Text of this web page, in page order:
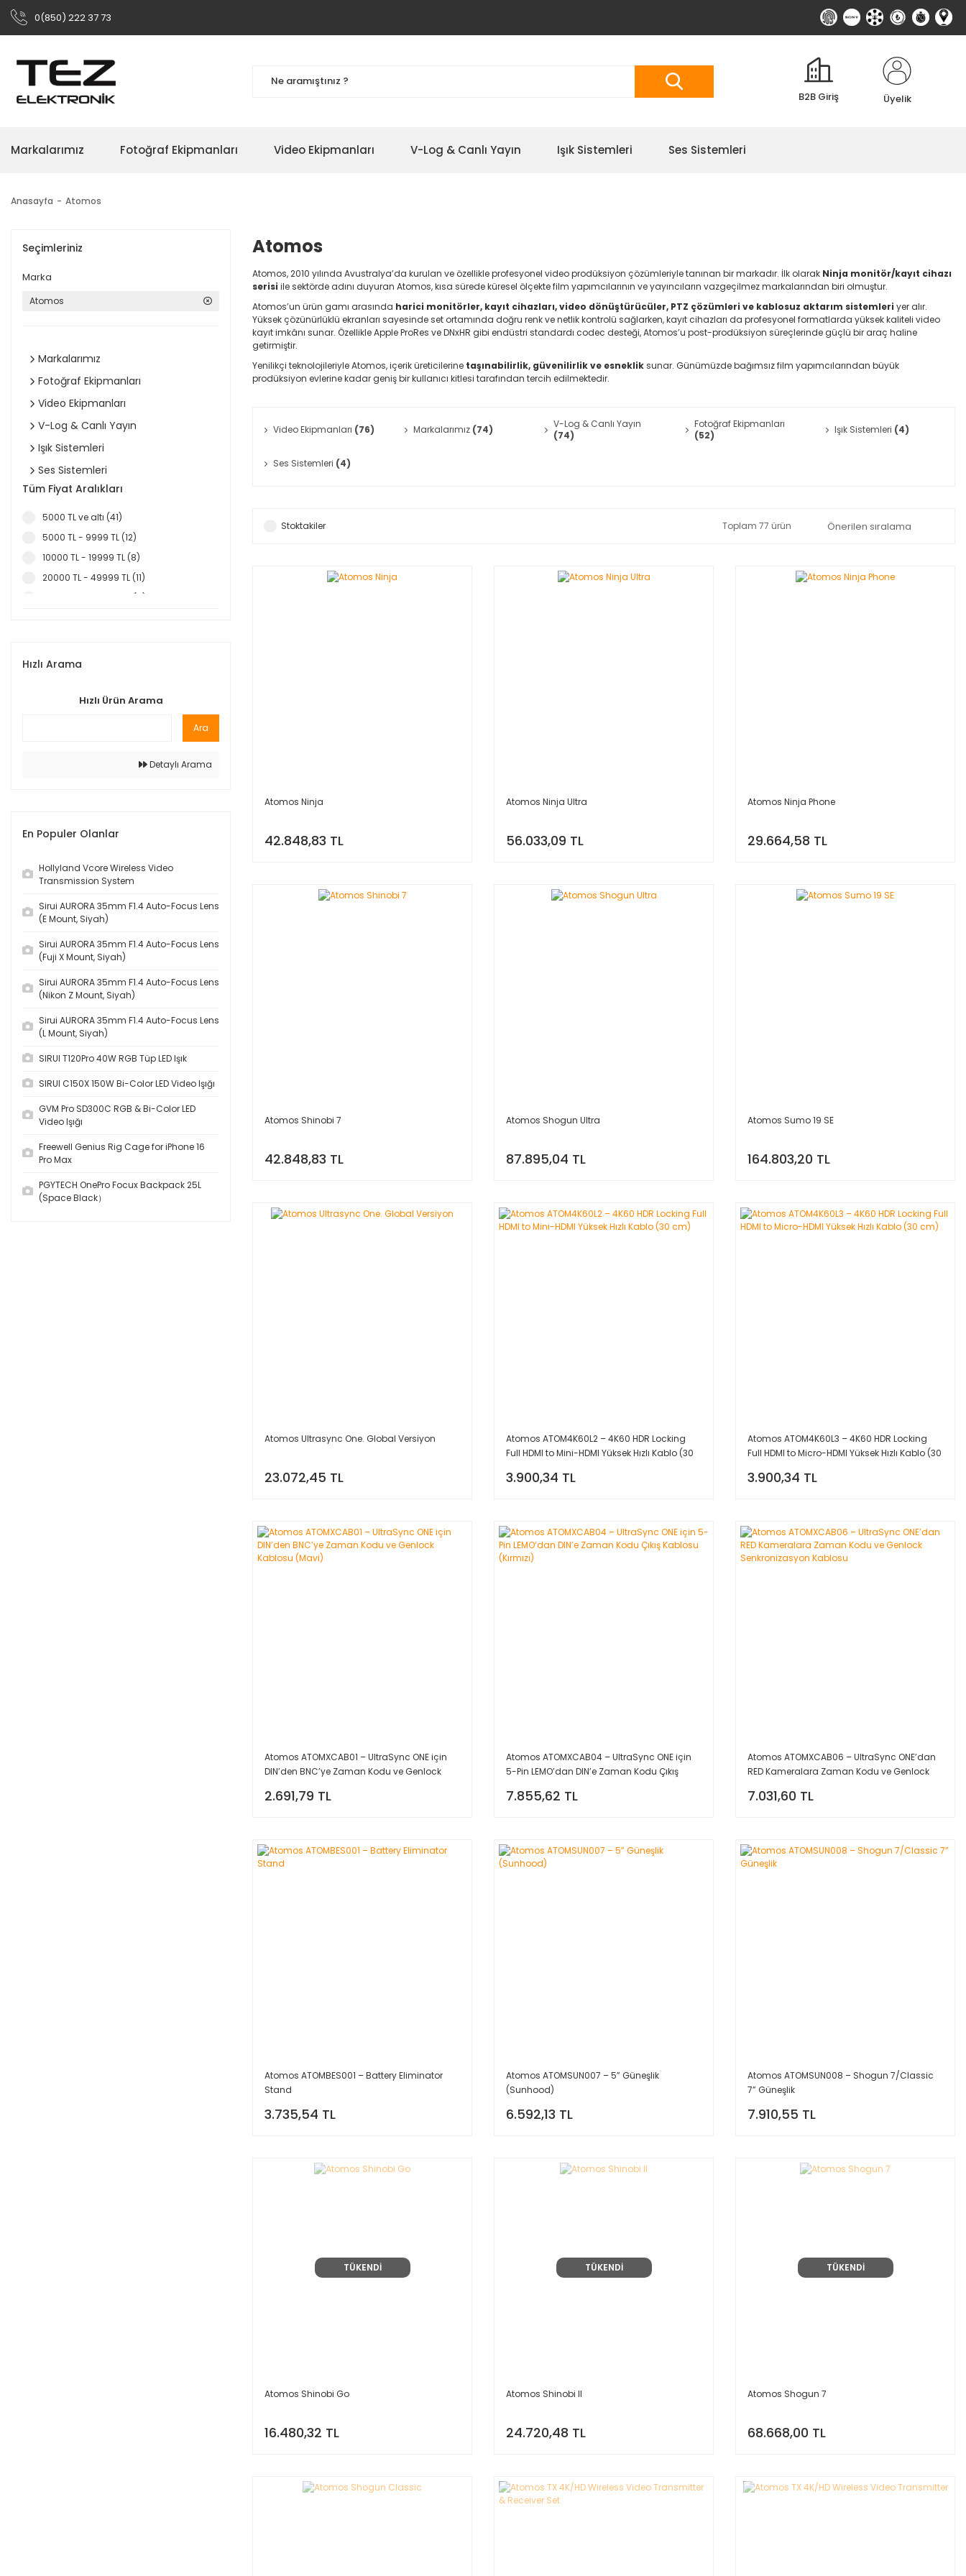
0(850) 222 37 73
B2B Giriş Üyelik
Markalarımız Fotoğraf Ekipmanları Video Ekipmanları V-Log & Canlı Yayın Işık Sistemleri Ses Sistemleri
Anasayfa Atomos
Seçimleriniz
Marka
Atomos
Markalarımız
Fotoğraf Ekipmanları
Video Ekipmanları
V-Log & Canlı Yayın
Işık Sistemleri
Ses Sistemleri
Tüm Fiyat Aralıkları
5000 TL ve altı (41)
5000 TL - 9999 TL (12)
10000 TL - 19999 TL (8)
20000 TL - 49999 TL (11)
50000 TL - 99999 TL (4)
Hızlı Arama
Hızlı Ürün Arama
Ara
Detaylı Arama
En Populer Olanlar
Hollyland Vcore Wireless Video
Transmission System
Sirui AURORA 35mm F1.4 Auto-Focus Lens
(E Mount, Siyah)
Sirui AURORA 35mm F1.4 Auto-Focus Lens
(Fuji X Mount, Siyah)
Sirui AURORA 35mm F1.4 Auto-Focus Lens
(Nikon Z Mount, Siyah)
Sirui AURORA 35mm F1.4 Auto-Focus Lens
(L Mount, Siyah)
SIRUI T120Pro 40W RGB Tüp LED Işık
SIRUI C150X 150W Bi-Color LED Video Işığı
GVM Pro SD300C RGB & Bi-Color LED
Video Işığı
Freewell Genius Rig Cage for iPhone 16
Pro Max
PGYTECH OnePro Focux Backpack 25L
(Space Black）
Atomos
Atomos, 2010 yılında Avustralya’da kurulan ve özellikle profesyonel video prodüksiyon çözümleriyle tanınan bir markadır. İlk olarak Ninja monitör/kayıt cihazı
serisi ile sektörde adını duyuran Atomos, kısa sürede küresel ölçekte film yapımcılarının ve yayıncıların vazgeçilmez markalarından biri olmuştur.
Atomos’un ürün gamı arasında harici monitörler, kayıt cihazları, video dönüştürücüler, PTZ çözümleri ve kablosuz aktarım sistemleri yer alır.
Yüksek çözünürlüklü ekranları sayesinde set ortamında doğru renk ve netlik kontrolü sağlarken, kayıt cihazları da profesyonel formatlarda yüksek kaliteli video
kayıt imkânı sunar. Özellikle Apple ProRes ve DNxHR gibi endüstri standardı codec desteği, Atomos’u post-prodüksiyon süreçlerinde güçlü bir araç haline
getirmiştir.
Yenilikçi teknolojileriyle Atomos, içerik üreticilerine taşınabilirlik, güvenilirlik ve esnekliksunar. Günümüzde bağımsız film yapımcılarından büyük
prodüksiyon evlerine kadar geniş bir kullanıcı kitlesi tarafından tercih edilmektedir.
Video Ekipmanları (76) Markalarımız (74)
V-Log & Canlı Yayın
(74)
Fotoğraf Ekipmanları
(52)
Işık Sistemleri (4)
Ses Sistemleri (4)
Stoktakiler Toplam 77 ürün
Atomos Ninja
42.848,83 TL
Atomos Ninja Ultra
56.033,09 TL
Atomos Ninja Phone
29.664,58 TL
Atomos Shinobi 7
42.848,83 TL
Atomos Shogun Ultra
87.895,04 TL
Atomos Sumo 19 SE
164.803,20 TL
Atomos Ultrasync One. Global Versiyon
23.072,45 TL
Atomos ATOM4K60L2 – 4K60 HDR Locking
Full HDMI to Mini-HDMI Yüksek Hızlı Kablo (30
3.900,34 TL
Atomos ATOM4K60L3 – 4K60 HDR Locking
Full HDMI to Micro-HDMI Yüksek Hızlı Kablo (30
3.900,34 TL
Atomos ATOMXCAB01 – UltraSync ONE için
DIN’den BNC’ye Zaman Kodu ve Genlock
2.691,79 TL
Atomos ATOMXCAB04 – UltraSync ONE için
5-Pin LEMO’dan DIN’e Zaman Kodu Çıkış
7.855,62 TL
Atomos ATOMXCAB06 – UltraSync ONE’dan
RED Kameralara Zaman Kodu ve Genlock
7.031,60 TL
Atomos ATOMBES001 – Battery Eliminator
Stand
3.735,54 TL
Atomos ATOMSUN007 – 5” Güneşlik
(Sunhood)
6.592,13 TL
Atomos ATOMSUN008 – Shogun 7/Classic
7” Güneşlik
7.910,55 TL
TÜKENDİ
Atomos Shinobi Go
16.480,32 TL
TÜKENDİ
Atomos Shinobi II
24.720,48 TL
TÜKENDİ
Atomos Shogun 7
68.668,00 TL